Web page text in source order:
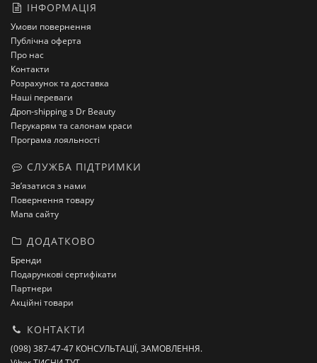
ІНФОРМАЦІЯ
Умови повернення
Публічна оферта
Про нас
Контакти
Розрахунок та доставка
Наші переваги
Дроп-shipping з Dr Beauty
Перукарям та салонам краси
Програма лояльності
СЛУЖБА ПІДТРИМКИ
Зв’язатися з нами
Повернення товару
Мапа сайту
ДОДАТКОВО
Бренди
Подарункові сертифікати
Партнери
Акційні товари
КОНТАКТИ
(098) 387-47-47 КОНСУЛЬТАЦІЇ, ЗАМОВЛЕННЯ.